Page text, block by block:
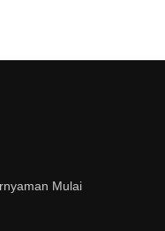
Mulai